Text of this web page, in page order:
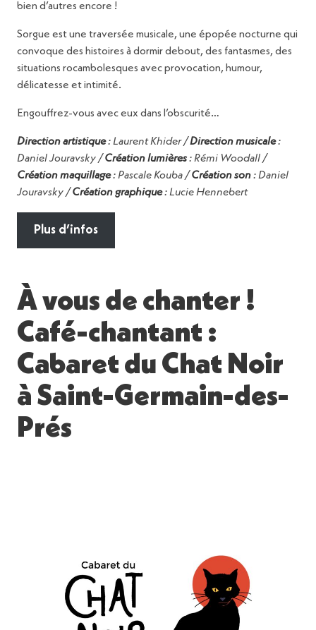
bien d’autres encore !
Sorgue est une traversée musicale, une épopée nocturne qui
convoque des histoires à dormir debout, des fantasmes, des
situations rocambolesques avec provocation, humour,
délicatesse et intimité.
Engouffrez-vous avec eux dans l’obscurité…
Direction artistique: Laurent Khider /Direction musicale:
Daniel Jouravsky /Création lumières: Rémi Woodall /
Création maquillage: Pascale Kouba /Création son: Daniel
Jouravsky /Création graphique: Lucie Hennebert
Plus d’infos
À vous de chanter !
Café-chantant :
Cabaret du Chat Noir
à Saint-Germain-des-
Prés